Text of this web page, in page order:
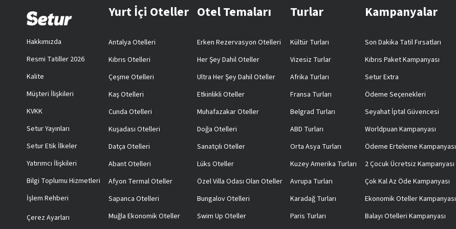
Hakkımızda
Resmi Tatiller 2026
Kalite
Müşteri İlişkileri
KVKK
Setur Yayınları
Setur Etik İlkeler
Yatırımcı İlişkileri
Bilgi Toplumu Hizmetleri
İşlem Rehberi
Çerez Ayarları
Yurt İçi Oteller
Antalya Otelleri
Kıbrıs Otelleri
Çeşme Otelleri
Kaş Otelleri
Cunda Otelleri
Kuşadası Otelleri
Datça Otelleri
Abant Otelleri
Afyon Termal Oteller
Sapanca Otelleri
Muğla Ekonomik Oteller
Otel Temaları
Erken Rezervasyon Otelleri
Her Şey Dahil Oteller
Ultra Her Şey Dahil Oteller
Etkinlikli Oteller
Muhafazakar Oteller
Doğa Otelleri
Sanatçılı Oteller
Lüks Oteller
Özel Villa Odası Olan Oteller
Bungalov Otelleri
Swim Up Oteller
Turlar
Kültür Turları
Vizesiz Turlar
Afrika Turları
Fransa Turları
Belgrad Turları
ABD Turları
Orta Asya Turları
Kuzey Amerika Turları
Avrupa Turları
Karadağ Turları
Paris Turları
Kampanyalar
Son Dakika Tatil Fırsatları
Kıbrıs Paket Kampanyası
Setur Extra
Ödeme Seçenekleri
Seyahat İptal Güvencesi
Worldpuan Kampanyası
Ödeme Erteleme Kampanyası
2 Çocuk Ücretsiz Kampanyası
Çok Kal Az Öde Kampanyası
Ekonomik Oteller Kampanyası
Balayı Otelleri Kampanyası